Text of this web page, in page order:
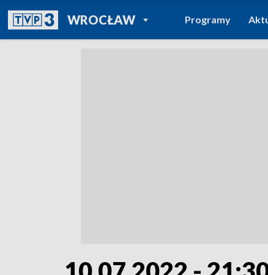
WROCŁAWPOWRÓT DO
TVP REGIONY
Programy